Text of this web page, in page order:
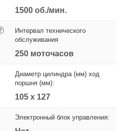
1500 об./мин.
Интервал технического
обслуживания
250 моточасов
Диаметр цилиндра (мм) ход
поршня (мм):
105 х 127
Электронный блок управления: